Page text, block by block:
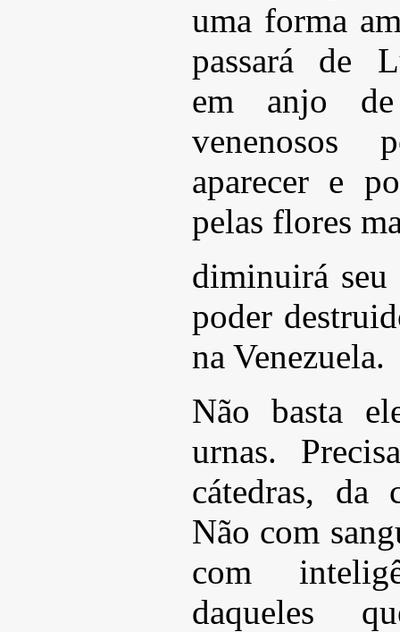
uma forma
passará de
em anjo
venenosos
aparecer e
pelas flores
diminuirá seu
poder
na Venezuela.
Não basta
urnas.
cátedras, da
Não com
com
daqueles